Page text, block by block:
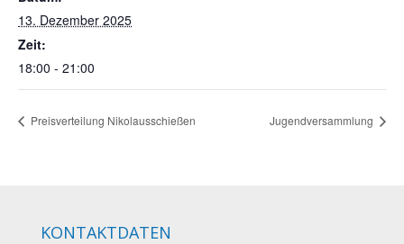
13. Dezember 2025
Zeit:
18:00 - 21:00
Preisverteilung Nikolausschießen Jugendversammlung
KONTAKTDATEN